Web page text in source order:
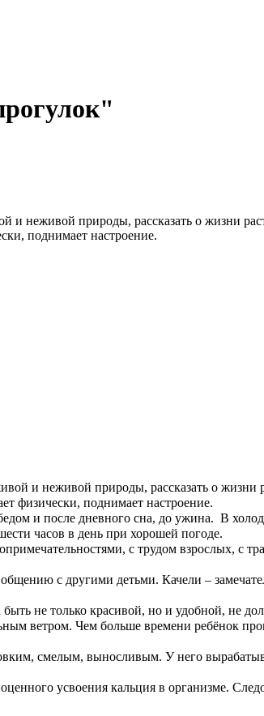
и неживой природы, рассказать о жизни
поднимает настроение.
и неживой природы, рассказать о жизни
физически, поднимает настроение.
и после дневного сна, до ужина. В
часов в день при хорошей погоде.
с трудом взрослых, с
с другими детьми. Качели –
не только красивой, но и удобной, не
ветром. Чем больше времени ребёнок
смелым, выносливым. У него
усвоения кальция в организме.